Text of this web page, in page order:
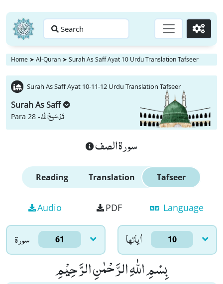
Search Go
Home ➤ Al-Quran ➤ Surah As Saff Ayat 10 Urdu Translation Tafseer
Surah As Saff Ayat 10-11-12 Urdu Translation Tafseer
Surah As Saff
Para 28 -قَدْ سَمِعَ اللّٰهُ
سورة الصف
Reading Translation Tafseer
Audio PDF Language
سورۃ 61 اٰياتها 10
بِسْمِ اللّٰهِ الرَّحْمٰنِ الرَّحِیْمِ